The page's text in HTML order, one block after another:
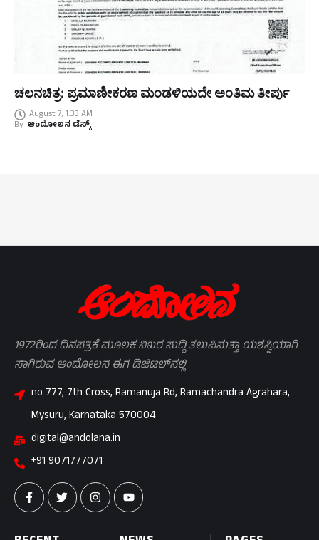
ಚಲನಚಿತ್ರ: ಪ್ರಮಾಣೀಕರಣ ಮಂಡಳಿಯದೇ ಅಂತಿಮ ತೀರ್ಪು
August 7, 1:33 AM
By ಆಂದೋಲನ ಡೆಸ್ಕ್
1972ರಿಂದ ದಿನಪತ್ರಿಕೆ ಮೂಲಕ ನಿಖರ ಸುದ್ದಿ ತಲುಪಿಸುತ್ತಾ ಯಶಸ್ವಿಯಾಗಿ
ಸಾಗಿರುವ ಆಂದೋಲನ ಈಗ ಡಿಜಿಟಲ್‌ನಲ್ಲಿ
no 777, 7th Cross, Ramanuja Rd, Ramachandra Agrahara,
Mysuru, Karnataka 570004
digital@andolana.in
+91 9071777071